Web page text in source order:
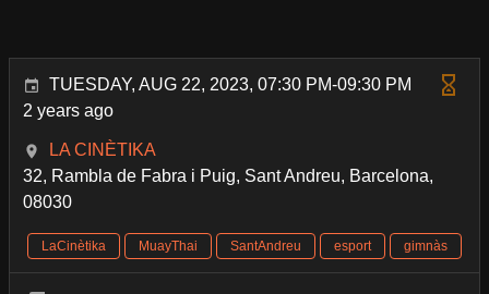
TUESDAY, AUG 22, 2023, 07:30 PM-09:30 PM
2 years ago
LA CINÈTIKA
32, Rambla de Fabra i Puig, Sant Andreu, Barcelona,
08030
LaCinètika MuayThai SantAndreu esport gimnàs